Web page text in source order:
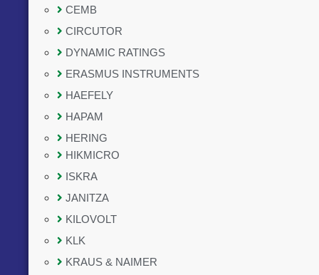
CEMB
CIRCUTOR
DYNAMIC RATINGS
ERASMUS INSTRUMENTS
HAEFELY
HAPAM
HERING
HIKMICRO
ISKRA
JANITZA
KILOVOLT
KLK
KRAUS & NAIMER